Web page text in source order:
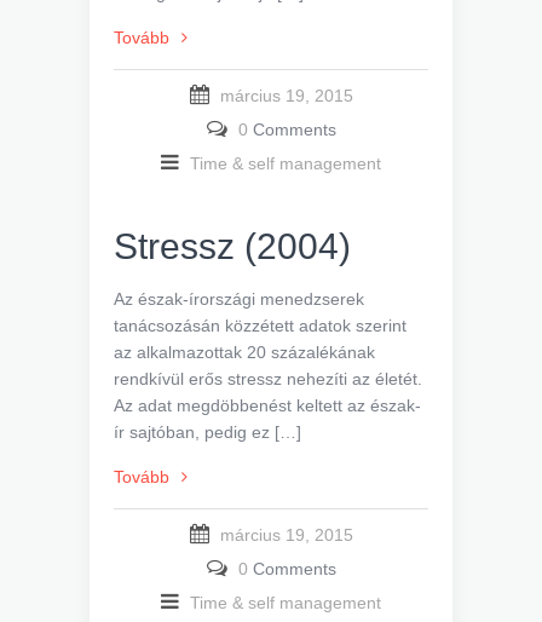
Tovább
március 19, 2015
0 Comments
Time & self management
Stressz (2004)
Az észak-írországi menedzserek
tanácsozásán közzétett adatok szerint
az alkalmazottak 20 százalékának
rendkívül erős stressz nehezíti az életét.
Az adat megdöbbenést keltett az észak-
ír sajtóban, pedig ez […]
Tovább
március 19, 2015
0 Comments
Time & self management